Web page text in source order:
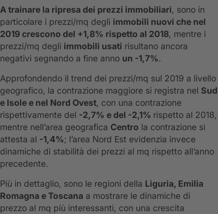
A trainare la ripresa dei prezzi immobiliari, sono in
particolare i prezzi/mq degli immobili nuovi che nel
2019 crescono del +1,8% rispetto al 2018, mentre i
prezzi/mq degli immobili usati risultano ancora
negativi segnando a fine anno un -1,7%.
Approfondendo il trend dei prezzi/mq sul 2019 a livello
geografico, la contrazione maggiore si registra nel Sud
e Isole e nel Nord Ovest, con una contrazione
rispettivamente del -2,7% e del -2,1% rispetto al 2018,
mentre nell’area geografica Centro la contrazione si
attesta al -1,4%; l’area Nord Est evidenzia invece
dinamiche di stabilità dei prezzi al mq rispetto all’anno
precedente.
Più in dettaglio, sono le regioni della Liguria, Emilia
Romagna e Toscana a mostrare le dinamiche di
prezzo al mq più interessanti, con una crescita